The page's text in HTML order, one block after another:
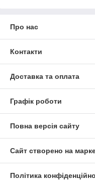
Про нас
Контакти
Доставка та оплата
Графік роботи
Повна версія сайту
Сайт створено на
Політика